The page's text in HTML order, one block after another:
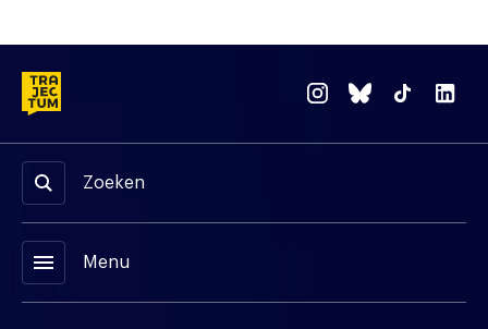
Zoeken
menu Menu